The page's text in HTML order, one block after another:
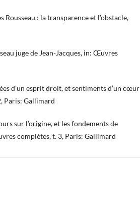
Rousseau : la transparence et l’obstacle,
juge de Jean-Jacques, in: Œuvres
d’un esprit droit, et sentiments d’un cœur
Paris: Gallimard
sur l’origine, et les fondements de
complètes, t. 3, Paris: Gallimard